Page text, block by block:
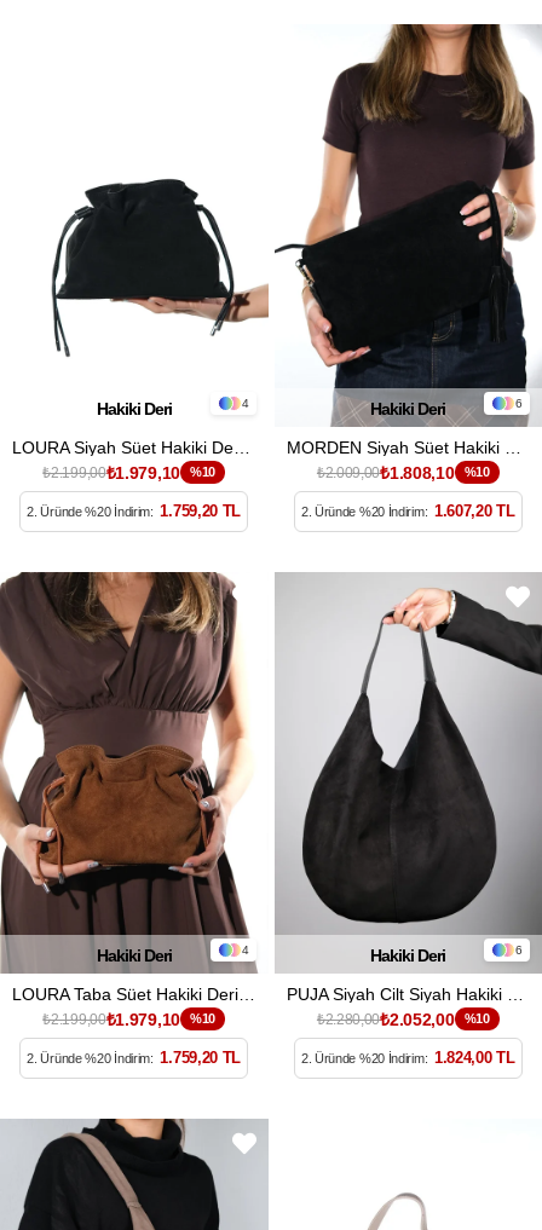
4
₺2.199,00₺1.979,10 %10
2. Üründe %20 İndirim: 1.759,20 TL
Hakiki Deri 6
₺2.009,00₺1.808,10 %10
2. Üründe %20 İndirim: 1.607,20 TL
Hakiki Deri
4
₺2.199,00₺1.979,10 %10
2. Üründe %20 İndirim: 1.759,20 TL
Hakiki Deri 6
₺2.280,00₺2.052,00 %10
2. Üründe %20 İndirim: 1.824,00 TL
Hakiki Deri